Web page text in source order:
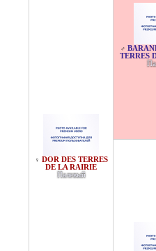
♀ DOR DES TERRES
DE LA RAIRIE
Палевый
♂
TERRES